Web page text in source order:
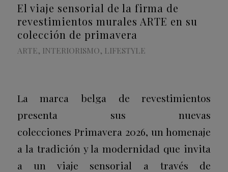
El viaje sensorial de la firma de
revestimientos murales ARTE en su
colección de primavera
ARTE, INTERIORISMO, LIFESTYLE
La marca belga de revestimientos
presenta sus nuevas
colecciones Primavera 2026, un homenaje
a la tradición y la modernidad que invita
a un viaje sensorial a través de